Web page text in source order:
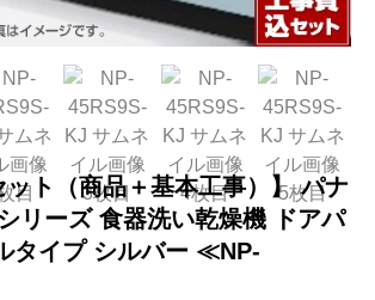
ット（商品＋基本工事）】 パナ
リーズ 食器洗い乾燥機 ドアパ
タイプ シルバー ≪NP-